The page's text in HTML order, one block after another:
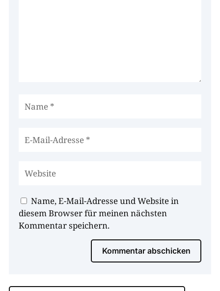
Name, E-Mail-Adresse und Website in
diesem Browser für meinen nächsten
Kommentar speichern.
Kommentar abschicken